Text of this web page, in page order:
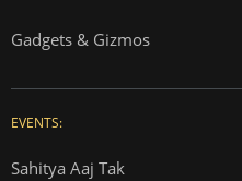
Gadgets & Gizmos
EVENTS:
Sahitya Aaj Tak